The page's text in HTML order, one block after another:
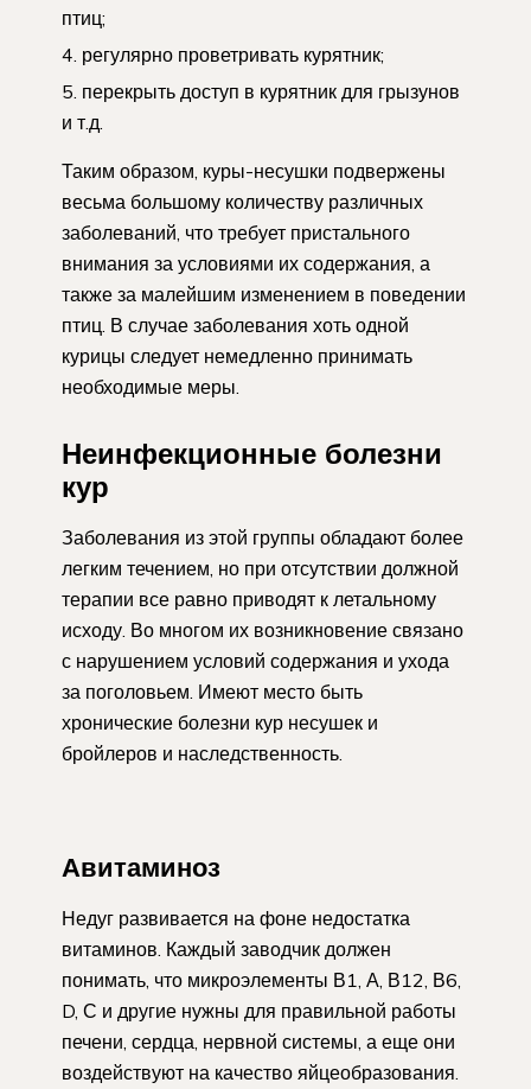
птиц;
регулярно проветривать курятник;
перекрыть доступ в курятник для грызунов
и т.д.
Таким образом, куры-несушки подвержены
весьма большому количеству различных
заболеваний, что требует пристального
внимания за условиями их содержания, а
также за малейшим изменением в поведении
птиц. В случае заболевания хоть одной
курицы следует немедленно принимать
необходимые меры.
Неинфекционные болезни
кур
Заболевания из этой группы обладают более
легким течением, но при отсутствии должной
терапии все равно приводят к летальному
исходу. Во многом их возникновение связано
с нарушением условий содержания и ухода
за поголовьем. Имеют место быть
хронические болезни кур несушек и
бройлеров и наследственность.
Авитаминоз
Недуг развивается на фоне недостатка
витаминов. Каждый заводчик должен
понимать, что микроэлементы В1, А, В12, В6,
D, С и другие нужны для правильной работы
печени, сердца, нервной системы, а еще они
воздействуют на качество яйцеобразования.